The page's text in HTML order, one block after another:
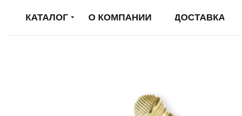
КАТАЛОГ О КОМПАНИИ ДОСТАВКА